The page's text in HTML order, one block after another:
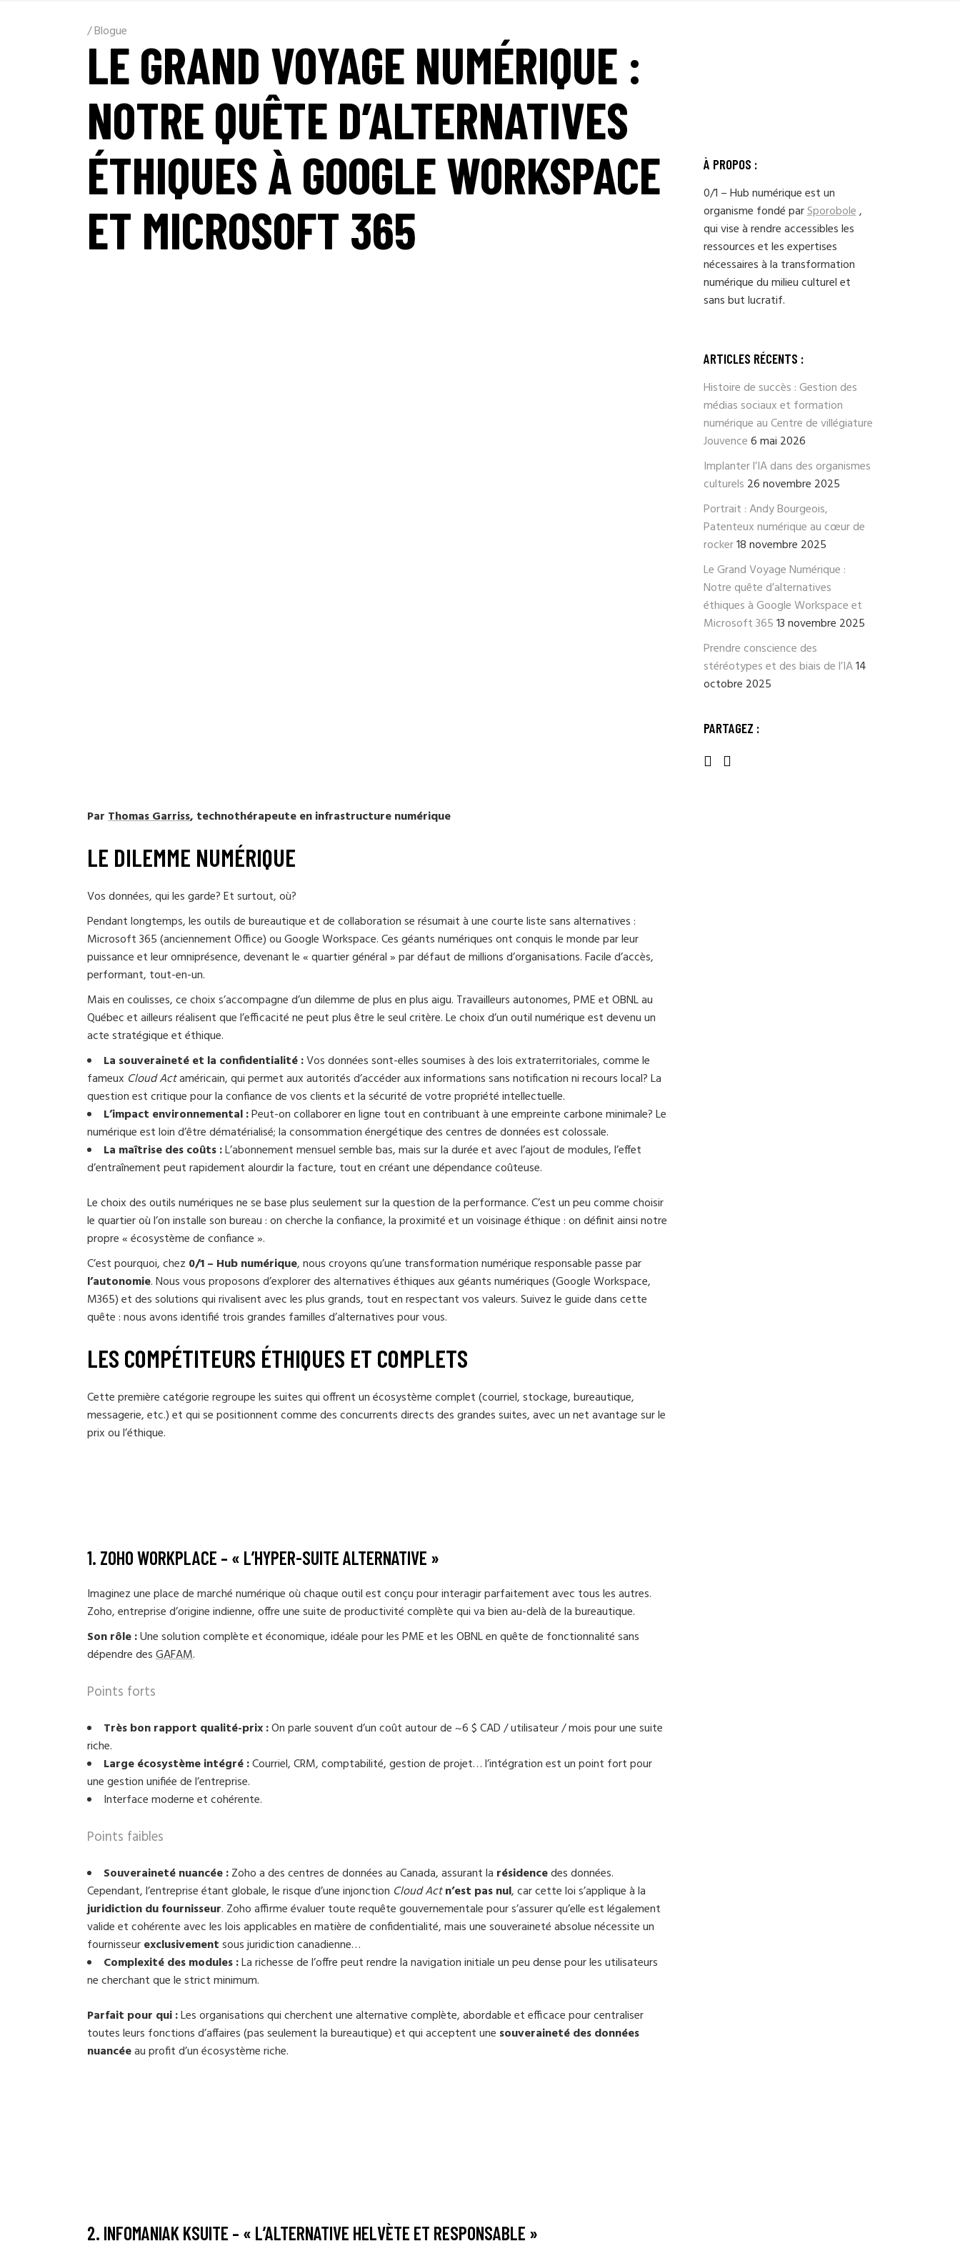
/Blogue
LE GRAND VOYAGE NUMÉRIQUE :
NOTRE QUÊTE D’ALTERNATIVES
ÉTHIQUES À GOOGLE WORKSPACE
ET MICROSOFT 365
ParThomas Garriss, technothérapeute en infrastructure numérique
LE DILEMME NUMÉRIQUE
Vos données, qui les garde? Et surtout, où?
Pendant longtemps, les outils de bureautique et de collaboration se résumait à une courte liste sans alternatives :
Microsoft 365 (anciennement Office) ou Google Workspace. Ces géants numériques ont conquis le monde par leur
puissance et leur omniprésence, devenant le « quartier général » par défaut de millions d’organisations. Facile d’accès,
performant, tout-en-un.
Mais en coulisses, ce choix s’accompagne d’un dilemme de plus en plus aigu. Travailleurs autonomes, PME et OBNL au
Québec et ailleurs réalisent que l’efficacité ne peut plus être le seul critère. Le choix d’un outil numérique est devenu un
acte stratégique et éthique.
La souveraineté et la confidentialité :Vos données sont-elles soumises à des lois extraterritoriales, comme le
fameux Cloud Actaméricain, qui permet aux autorités d’accéder aux informations sans notification ni recours local? La
question est critique pour la confiance de vos clients et la sécurité de votre propriété intellectuelle.
L’impact environnemental :Peut-on collaborer en ligne tout en contribuant à une empreinte carbone minimale? Le
numérique est loin d’être dématérialisé; la consommation énergétique des centres de données est colossale.
La maîtrise des coûts :L’abonnement mensuel semble bas, mais sur la durée et avec l’ajout de modules, l’effet
d’entraînement peut rapidement alourdir la facture, tout en créant une dépendance coûteuse.
Le choix des outils numériques ne se base plus seulement sur la question de la performance. C’est un peu comme choisir
le quartier où l’on installe son bureau : on cherche la confiance, la proximité et un voisinage éthique : on définit ainsi notre
propre « écosystème de confiance ».
C’est pourquoi, chez 0/1 – Hub numérique, nous croyons qu’une transformation numérique responsable passe par
l’autonomie. Nous vous proposons d’explorer des alternatives éthiques aux géants numériques (Google Workspace,
M365) et des solutions qui rivalisent avec les plus grands, tout en respectant vos valeurs. Suivez le guide dans cette
quête : nous avons identifié trois grandes familles d’alternatives pour vous.
LES COMPÉTITEURS ÉTHIQUES ET COMPLETS
Cette première catégorie regroupe les suites qui offrent un écosystème complet (courriel, stockage, bureautique,
messagerie, etc.) et qui se positionnent comme des concurrents directs des grandes suites, avec un net avantage sur le
prix ou l’éthique.
1. ZOHO WORKPLACE – « L’HYPER-SUITE ALTERNATIVE »
Imaginez une place de marché numérique où chaque outil est conçu pour interagir parfaitement avec tous les autres.
Zoho, entreprise d’origine indienne, offre une suite de productivité complète qui va bien au-delà de la bureautique.
Son rôle :Une solution complète et économique, idéale pour les PME et les OBNL en quête de fonctionnalité sans
dépendre desGAFAM.
Points forts
Très bon rapport qualité-prix :On parle souvent d’un coût autour de ~6 $ CAD / utilisateur / mois pour une suite
riche.
Large écosystème intégré :Courriel, CRM, comptabilité, gestion de projet… l’intégration est un point fort pour
une gestion unifiée de l’entreprise.
Interface moderne et cohérente.
Points faibles
Souveraineté nuancée :Zoho a des centres de données au Canada, assurant la résidencedes données.
Cependant, l’entreprise étant globale, le risque d’une injonction Cloud Actn’est pas nul, car cette loi s’applique à la
juridiction du fournisseur. Zoho affirme évaluer toute requête gouvernementale pour s’assurer qu’elle est légalement
valide et cohérente avec les lois applicables en matière de confidentialité, mais une souveraineté absolue nécessite un
fournisseurexclusivementsous juridiction canadienne…
Complexité des modules :La richesse de l’offre peut rendre la navigation initiale un peu dense pour les utilisateurs
ne cherchant que le strict minimum.
Parfait pour qui :Les organisations qui cherchent une alternative complète, abordable et efficace pour centraliser
toutes leurs fonctions d’affaires (pas seulement la bureautique) et qui acceptent une souveraineté des données
nuancéeau profit d’un écosystème riche.
2. INFOMANIAK KSUITE – « L’ALTERNATIVE HELVÈTE ET RESPONSABLE »
À PROPOS :
0/1 – Hub numérique est un
organisme fondé parSporobole,
qui vise à rendre accessibles les
ressources et les expertises
nécessaires à la transformation
numérique du milieu culturel et
sans but lucratif.
ARTICLES RÉCENTS :
Histoire de succès : Gestion des
médias sociaux et formation
numérique au Centre de villégiature
Jouvence6 mai 2026
Implanter l’IA dans des organismes
culturels 26 novembre 2025
Portrait : Andy Bourgeois,
Patenteux numérique au cœur de
rocker18 novembre 2025
Le Grand Voyage Numérique :
Notre quête d’alternatives
éthiques à Google Workspace et
Microsoft 36513 novembre 2025
Prendre conscience des
stéréotypes et des biais de l’IA14
octobre 2025
PARTAGEZ :